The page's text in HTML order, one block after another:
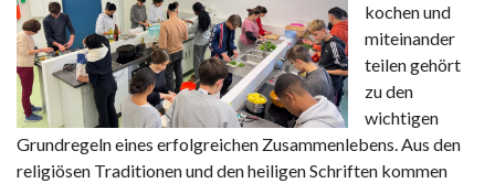
kochen und
miteinander
teilen gehört
zu den
wichtigen
Grundregeln eines erfolgreichen Zusammenlebens. Aus den
religiösen Traditionen und den heiligen Schriften kommen